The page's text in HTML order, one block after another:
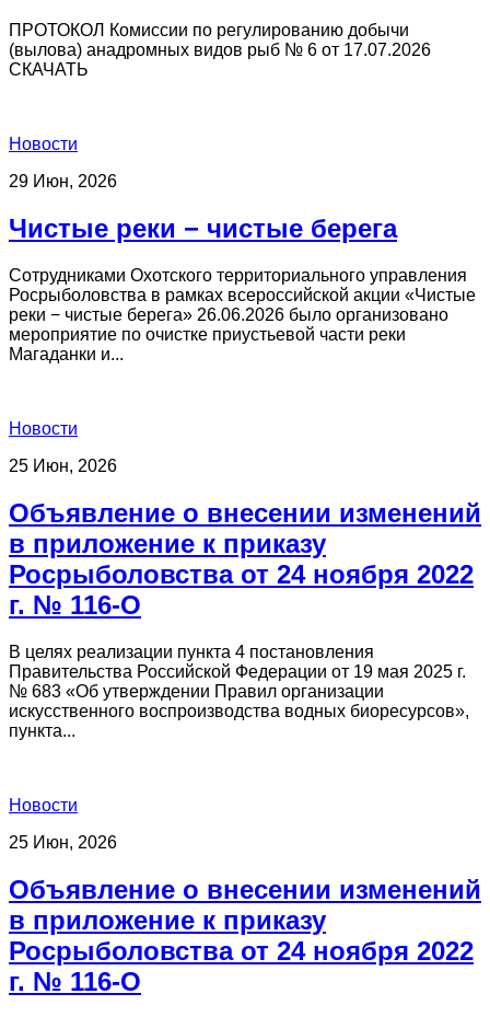
ПРОТОКОЛ Комиссии по регулированию добычи
(вылова) анадромных видов рыб № 6 от 17.07.2026
СКАЧАТЬ
Новости
29 Июн, 2026
Чистые реки − чистые берега
Сотрудниками Охотского территориального управления
Росрыболовства в рамках всероссийской акции «Чистые
реки − чистые берега» 26.06.2026 было организовано
мероприятие по очистке приустьевой части реки
Магаданки и...
Новости
25 Июн, 2026
Объявление о внесении изменений
в приложение к приказу
Росрыболовства от 24 ноября 2022
г. № 116-О
В целях реализации пункта 4 постановления
Правительства Российской Федерации от 19 мая 2025 г.
№ 683 «Об утверждении Правил организации
искусственного воспроизводства водных биоресурсов»,
пункта...
Новости
25 Июн, 2026
Объявление о внесении изменений
в приложение к приказу
Росрыболовства от 24 ноября 2022
г. № 116-О